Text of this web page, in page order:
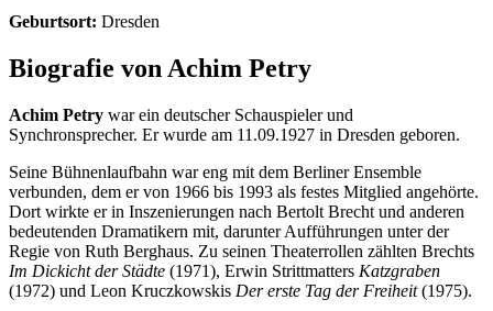
Geburtsort: Dresden
Biografie von Achim Petry
Achim Petry war ein deutscher Schauspieler und
Synchronsprecher. Er wurde am 11.09.1927 in Dresden geboren.
Seine Bühnenlaufbahn war eng mit dem Berliner Ensemble
verbunden, dem er von 1966 bis 1993 als festes Mitglied angehörte.
Dort wirkte er in Inszenierungen nach Bertolt Brecht und anderen
bedeutenden Dramatikern mit, darunter Aufführungen unter der
Regie von Ruth Berghaus. Zu seinen Theaterrollen zählten Brechts
Im Dickicht der Städte (1971), Erwin Strittmatters Katzgraben
(1972) und Leon Kruczkowskis Der erste Tag der Freiheit(1975).